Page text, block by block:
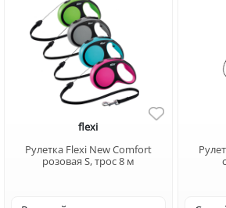
flexi
Рулетка Flexi New Comfort
розовая S, трос 8 м